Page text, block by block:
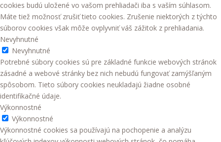
cookies budú uložené vo vašom prehliadači iba s vaším súhlasom.
Máte tiež možnosť zrušiť tieto cookies. Zrušenie niektorých z týchto
súborov cookies však môže ovplyvniť váš zážitok z prehliadania.
Nevyhnutné
Nevyhnutné
Potrebné súbory cookies sú pre základné funkcie webových stránok
zásadné a webové stránky bez nich nebudú fungovať zamýšľaným
spôsobom. Tieto súbory cookies neukladajú žiadne osobné
identifikačné údaje.
Výkonnostné
Výkonnostné
Výkonnostné cookies sa používajú na pochopenie a analýzu